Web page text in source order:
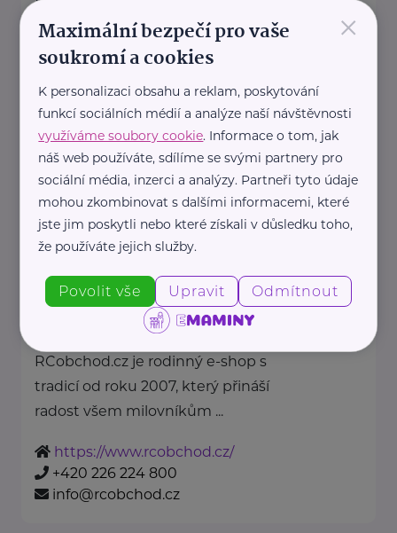
Václaví 24 Rovensko pod Troskami
Karikaturio přináší originální
dárky s osobním přesahem –
karikatury, které vám natiskneme
na plátno, plakát, ...
https://www.karikaturio.cz/
+420 724 581 999
mail@karikaturio.cz
RCobchod.cz
Švermova 782 Lysá nad Labem
RCobchod.cz je rodinný e-shop s
tradicí od roku 2007, který přináší
radost všem milovníkům ...
https://www.rcobchod.cz/
+420 226 224 800
info@rcobchod.cz
×
Maximální bezpečí pro vaše
soukromí a cookies
K personalizaci obsahu a reklam, poskytování
funkcí sociálních médií a analýze naší návštěvnosti
využíváme soubory cookie. Informace o tom, jak
náš web používáte, sdílíme se svými partnery pro
sociální média, inzerci a analýzy. Partneři tyto údaje
mohou zkombinovat s dalšími informacemi, které
jste jim poskytli nebo které získali v důsledku toho,
že používáte jejich služby.
Povolit vše Upravit Odmítnout